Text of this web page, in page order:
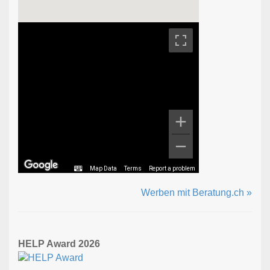
Map Data Terms Report a problem
Werben mit Beratung.ch »
HELP Award 2026